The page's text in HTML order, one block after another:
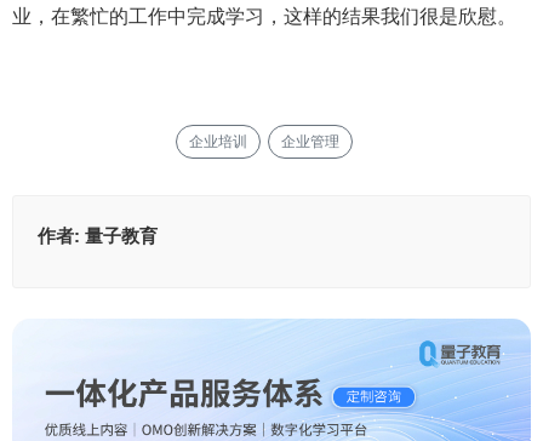
业，在繁忙的工作中完成学习，这样的结果我们很是欣慰。
企业培训 企业管理
作者: 量子教育